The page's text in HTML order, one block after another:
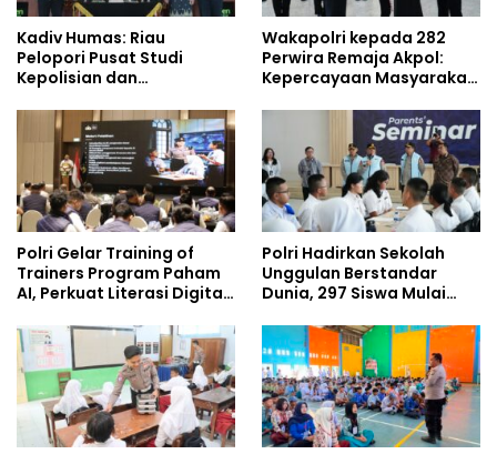
Kadiv Humas: Riau
Pelopori Pusat Studi
Kepolisian dan
Policing Masuki Babak
Wakapolri kepada 282
Perwira Remaja Akpol:
Kepercayaan Masyarakat
Polri Gelar Training of
Trainers Program Paham
AI, Perkuat Literasi Digital
Polri Hadirkan Sekolah
Unggulan Berstandar
Dunia, 297 Siswa Mulai